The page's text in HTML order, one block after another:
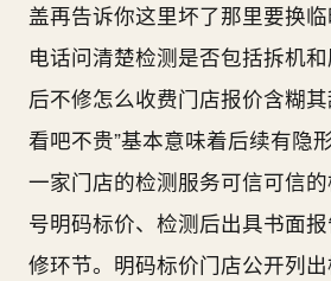
盖再告诉你这里坏了那里要换
电话问清楚检测是否包括拆机
后不修怎么收费门店报价含糊
看吧不贵”基本意味着后续有隐
一家门店的检测服务可信可信
号明码标价、检测后出具书面
修环节。明码标价门店公开列出